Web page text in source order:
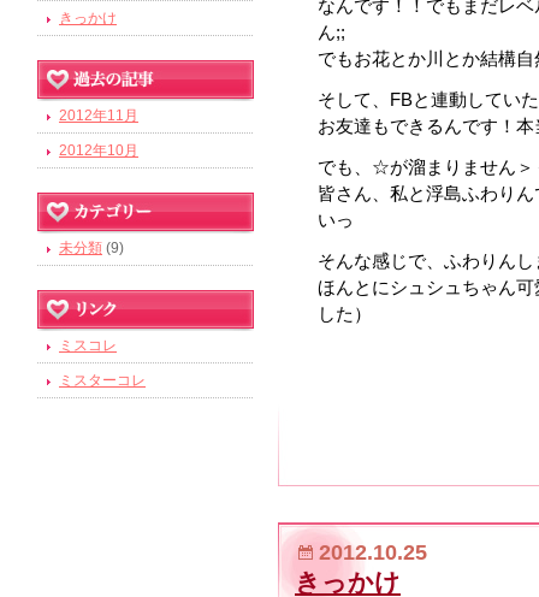
なんです！！でもまだレ
ん;;
でもお花とか川とか結構
そして、FBと連動してい
お友達もできるんです！
でも、☆が溜まりません＞
皆さん、私と浮島ふわり
いっ
そんな感じで、ふわりん
ほんとにシュシュちゃん
した）
2012.10.25
きっかけ
きっかけ
2012年11月
2012年10月
未分類 (9)
ミスコレ
ミスターコレ